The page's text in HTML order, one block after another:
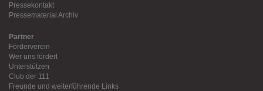
Pressekontakt
Pressematerial Archiv
Partner
Förderverein
Wer uns fördert
Unterstützen
Club der 111
Freunde und weiterführende Links